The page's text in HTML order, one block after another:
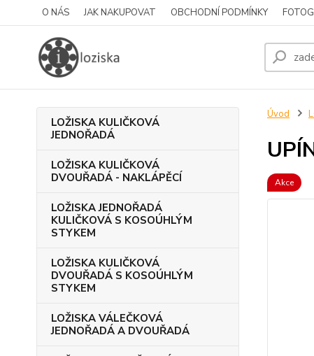
O NÁS JAK NAKUPOVAT OBCHODNÍ PODMÍNKY
LOŽISKA KULIČKOVÁ
JEDNOŘADÁ
LOŽISKA KULIČKOVÁ
DVOUŘADÁ - NAKLÁPĚCÍ
LOŽISKA JEDNOŘADÁ
KULIČKOVÁ S KOSOÚHLÝM
STYKEM
LOŽISKA KULIČKOVÁ
DVOUŘADÁ S KOSOÚHLÝM
STYKEM
LOŽISKA VÁLEČKOVÁ
JEDNOŘADÁ A DVOUŘADÁ
Úvod
Akce